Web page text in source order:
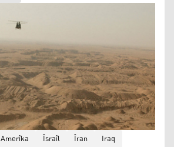
Amerîka Îsraîl Îran Iraq